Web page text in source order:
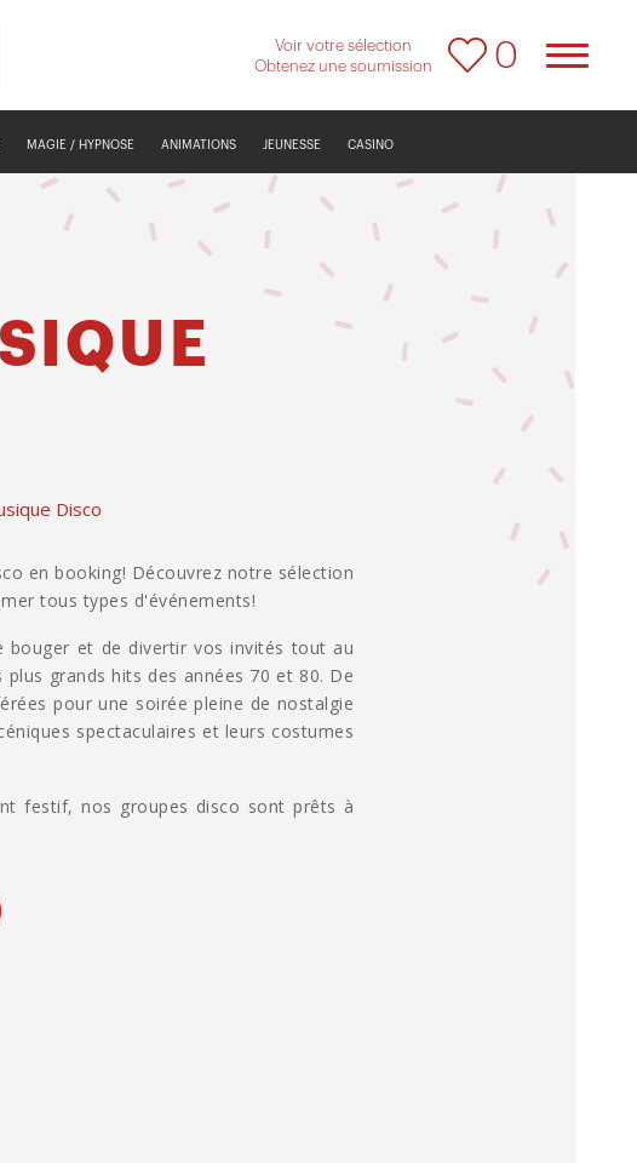
Voir votre sélection
Obtenez une soumission
0
MAGIE / HYPNOSE ANIMATIONS JEUNESSE CASINO
Disco
en booking! Découvrez notre sélection
tous types d'événements!
bouger et de divertir vos invités tout au
grands hits des années 70 et 80. De
pour une soirée pleine de nostalgie
spectaculaires et leurs costumes
festif, nos groupes disco sont prêts à